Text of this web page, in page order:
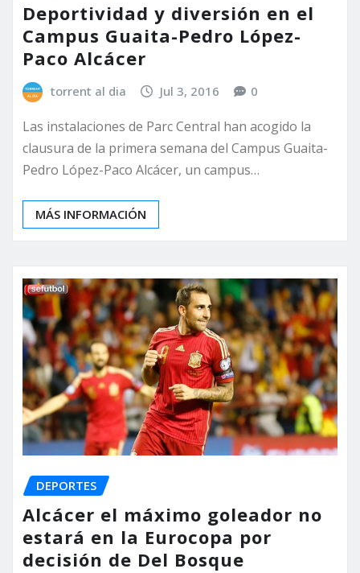
Deportividad y diversión en el
Campus Guaita-Pedro López-
Paco Alcácer
torrent al dia Jul 3, 2016 0
Las instalaciones de Parc Central han acogido la
clausura de la primera semana del Campus Guaita-
Pedro López-Paco Alcácer, un campus…
MÁS INFORMACIÓN
DEPORTES
Alcácer el máximo goleador no
estará en la Eurocopa por
decisión de Del Bosque